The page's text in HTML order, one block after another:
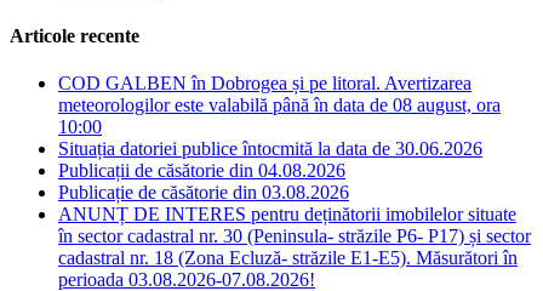
Articole recente
COD GALBEN în Dobrogea și pe litoral. Avertizarea
meteorologilor este valabilă până în data de 08 august, ora
10:00
Situația datoriei publice întocmită la data de 30.06.2026
Publicații de căsătorie din 04.08.2026
Publicație de căsătorie din 03.08.2026
ANUNȚ DE INTERES pentru deținătorii imobilelor situate
în sector cadastral nr. 30 (Peninsula- străzile P6- P17) și sector
cadastral nr. 18 (Zona Ecluză- străzile E1-E5). Măsurători în
perioada 03.08.2026-07.08.2026!